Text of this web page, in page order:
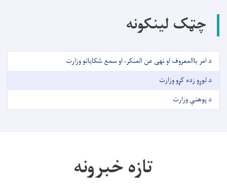
چټک لینکونه
د امر باالمعروف او نهی عن المنکر، او سمع شکایاتو وزارت
د لوړو زده کړو وزارت
د پوهنې وزارت
تازه خبرونه